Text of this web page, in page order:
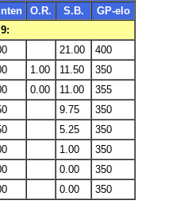
O.R. S.B.
GP-elo
21.00
400
1.00 11.50
350
0.00 11.00
355
9.75
350
5.25
350
1.00
350
0.00
350
0.00 350